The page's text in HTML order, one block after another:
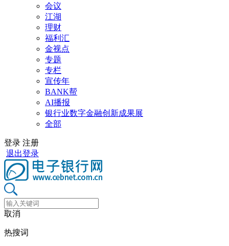
会议
江湖
理财
福利汇
金视点
专题
专栏
宣传年
BANK帮
AI播报
银行业数字金融创新成果展
全部
登录 注册
退出登录
取消
热搜词